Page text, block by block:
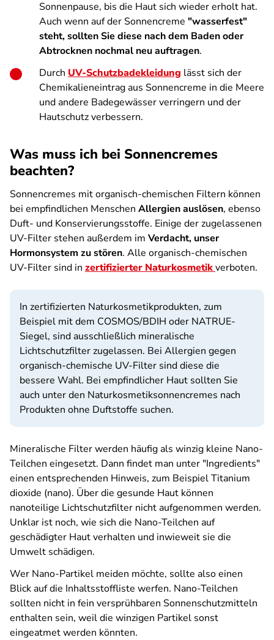
Sonnenpause, bis die Haut sich wieder erholt hat.
Auch wenn auf der Sonnencreme "wasserfest"
steht, sollten Sie diese nach dem Baden oder
Abtrocknen nochmal neu auftragen.
Durch UV-Schutzbadekleidung lässt sich der
Chemikalieneintrag aus Sonnencreme in die Meere
und andere Badegewässer verringern und der
Hautschutz verbessern.
Was muss ich bei Sonnencremes
beachten?
Sonnencremes mit organisch-chemischen Filtern können
bei empfindlichen Menschen Allergien auslösen, ebenso
Duft- und Konservierungsstoffe. Einige der zugelassenen
UV-Filter stehen außerdem im Verdacht, unser
Hormonsystem zu stören. Alle organisch-chemischen
UV-Filter sind in zertifizierter Naturkosmetikverboten.
In zertifizierten Naturkosmetikprodukten, zum
Beispiel mit dem COSMOS/BDIH oder NATRUE-
Siegel, sind ausschließlich mineralische
Lichtschutzfilter zugelassen. Bei Allergien gegen
organisch-chemische UV-Filter sind diese die
bessere Wahl. Bei empfindlicher Haut sollten Sie
auch unter den Naturkosmetiksonnencremes nach
Produkten ohne Duftstoffe suchen.
Mineralische Filter werden häufig als winzig kleine Nano-
Teilchen eingesetzt. Dann findet man unter "Ingredients"
einen entsprechenden Hinweis, zum Beispiel Titanium
dioxide (nano). Über die gesunde Haut können
nanoteilige Lichtschutzfilter nicht aufgenommen werden.
Unklar ist noch, wie sich die Nano-Teilchen auf
geschädigter Haut verhalten und inwieweit sie die
Umwelt schädigen.
Wer Nano-Partikel meiden möchte, sollte also einen
Blick auf die Inhaltsstoffliste werfen. Nano-Teilchen
sollten nicht in fein versprühbaren Sonnenschutzmitteln
enthalten sein, weil die winzigen Partikel sonst
eingeatmet werden könnten.